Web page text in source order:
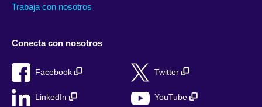
Trabaja con nosotros
Conecta con nosotros
Facebook Twitter
LinkedIn YouTube